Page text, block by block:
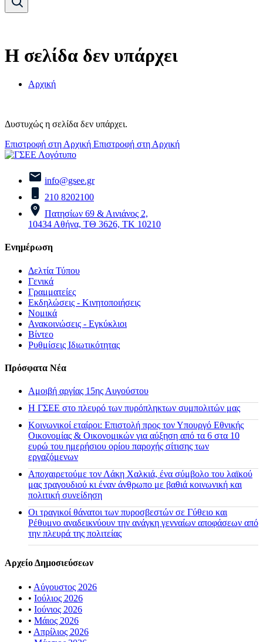
Η σελίδα δεν υπάρχει
Αρχική
Δυστυχώς η σελίδα δεν υπάρχει.
Επιστροφή στη Αρχική Επιστροφή στη Αρχική
info@gsee.gr
210 8202100
Πατησίων 69 & Αινιάνος 2,
10434 Αθήνα, ΤΘ 3626, ΤΚ 10210
Ενημέρωση
Δελτία Τύπου
Γενικά
Γραμματείες
Εκδηλώσεις - Κινητοποιήσεις
Νομικά
Ανακοινώσεις - Εγκύκλιοι
Βίντεο
Ρυθμίσεις Ιδιωτικότητας
Πρόσφατα Νέα
Αμοιβή αργίας 15ης Αυγούστου
H ΓΣΕΕ στο πλευρό των πυρόπληκτων συμπολιτών μας
Κοινωνικοί εταίροι: Επιστολή προς τον Υπουργό Εθνικής
Οικονομίας & Οικονομικών για αύξηση από τα 6 στα 10
ευρώ του ημερήσιου ορίου παροχής σίτισης των
εργαζόμενων
Αποχαιρετούμε τον Λάκη Χαλκιά, ένα σύμβολο του λαϊκού
μας τραγουδιού κι έναν άνθρωπο με βαθιά κοινωνική και
πολιτική συνείδηση
Οι τραγικοί θάνατοι των πυροσβεστών σε Γύθειο και
Ρέθυμνο αναδεικνύουν την ανάγκη γενναίων αποφάσεων από
την πλευρά της πολιτείας
Αρχείο Δημοσιεύσεων
• Αύγουστος 2026
• Ιούλιος 2026
• Ιούνιος 2026
• Μάιος 2026
• Απρίλιος 2026